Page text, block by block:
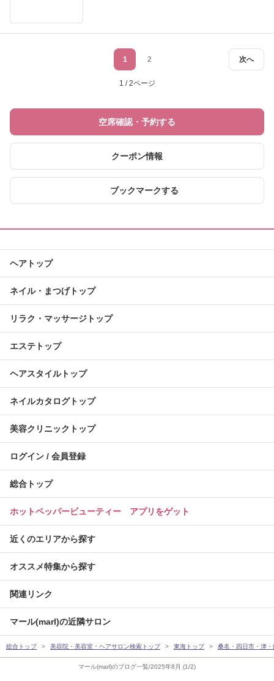
マール(marl)のブログ一覧/2025年8月 (1/2)
次へ
1 2
1 / 2ページ
空席確認・予約する
クーポン情報
ブックマークする
ヘアトップ
ネイル・まつげトップ
リラク・マッサージトップ
エステトップ
ヘアスタイルトップ
ネイルカタログトップ
美容クリニックトップ
ログイン / 会員登録
総合トップ
ホットペッパービューティー アプリをゲット
近くのエリアから探す
オススメ特集から探す
関連リンク
マール(marl)の近隣サロン
総合トップ 美容院・美容室・ヘアサロン検索トップ 東海トップ 桑名・四日市・津